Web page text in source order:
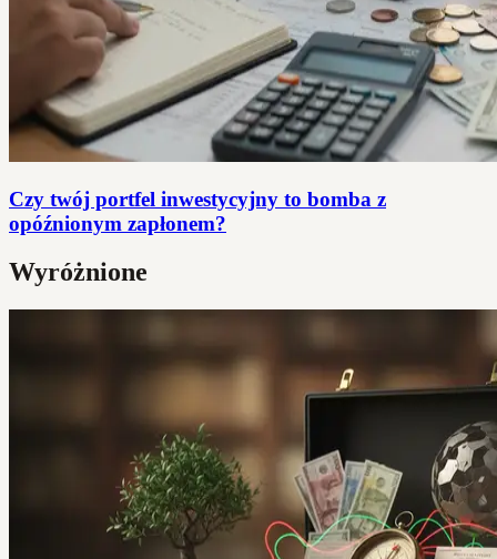
Czy twój portfel inwestycyjny to bomba z
opóźnionym zapłonem?
Wyróżnione